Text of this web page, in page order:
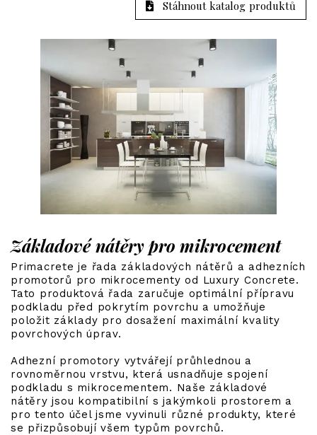
Stáhnout katalog produktů
Základové nátěry pro mikrocement
Primacrete je řada základových nátěrů a adhezních
promotorů pro mikrocementy od Luxury Concrete.
Tato produktová řada zaručuje optimální přípravu
podkladu před pokrytím povrchu a umožňuje
položit základy pro dosažení maximální kvality
povrchových úprav.
Adhezní promotory vytvářejí průhlednou a
rovnoměrnou vrstvu, která usnadňuje spojení
podkladu s mikrocementem. Naše základové
nátěry jsou kompatibilní s jakýmkoli prostorem a
pro tento účel jsme vyvinuli různé produkty, které
se přizpůsobují všem typům povrchů.